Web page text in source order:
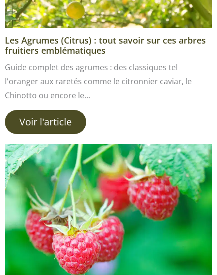
Les Agrumes (Citrus) : tout savoir sur ces arbres
fruitiers emblématiques
Guide complet des agrumes : des classiques tel
l'oranger aux raretés comme le citronnier caviar, le
Chinotto ou encore le…
Voir l'article